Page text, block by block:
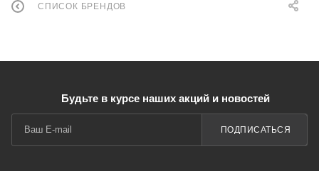
СПИСОК БРЕНДОВ
Будьте в курсе наших акций и новостей
ПОДПИСАТЬСЯ